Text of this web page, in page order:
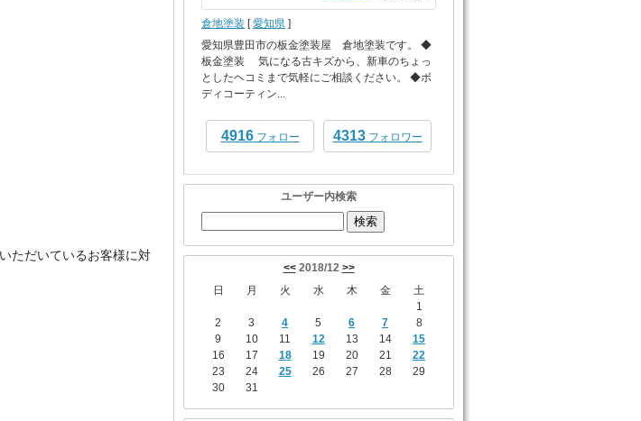
ただいているお客様に対
倉地塗装 [愛知県 ]
愛知県豊田市の板金塗装屋 倉地塗装です。 ◆
板金塗装 気になる古キズから、新車のちょっ
としたヘコミまで気軽にご相談ください。 ◆ボ
ディコーティン...
4916フォロー 4313フォロワー
ユーザー内検索
<<2018/12 >>
日
月 火 水 木 金
土
1
2
3 4 5 6 7
8
9
10 11 12 13 14
15
16
17 18 19 20 21
22
23
24 25 26 27 28
29
30
31